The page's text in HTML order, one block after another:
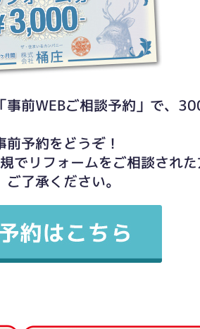
前WEBご相談予約」で、
予約をどうぞ！
リフォームをご相談され
了承ください。